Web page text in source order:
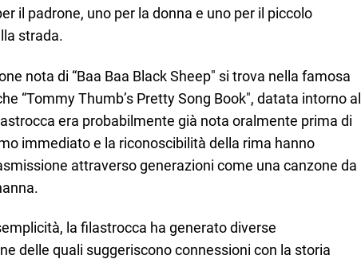
il padrone, uno per la donna e uno per il piccolo
strada.
nota di “Baa Baa Black Sheep" si trova nella famosa
“Tommy Thumb’s Pretty Song Book", datata intorno al
era probabilmente già nota oralmente prima di
immediato e la riconoscibilità della rima hanno
attraverso generazioni come una canzone da
la filastrocca ha generato diverse
delle quali suggeriscono connessioni con la storia